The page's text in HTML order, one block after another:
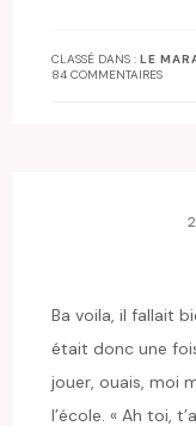
CLASSÉ DANS :LE
84 COMMENTAIRES
Ba voila, il fallait
était donc une
jouer, ouais, moi
l’école. « Ah toi,